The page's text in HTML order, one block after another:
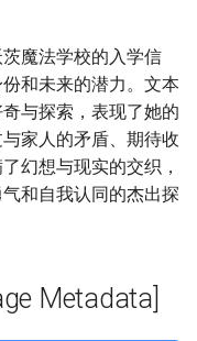
魔法学校的入学信
和未来的潜力。文本
与探索，表现了她的
家人的矛盾、期待收
幻想与现实的交织，
和自我认同的杰出探
Metadata]